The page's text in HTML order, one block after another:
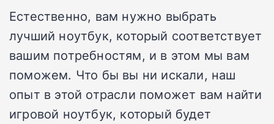
Естественно, вам нужно выбрать
лучший ноутбук, который соответствует
вашим потребностям, и в этом мы вам
поможем. Что бы вы ни искали, наш
опыт в этой отрасли поможет вам найти
игровой ноутбук, который будет